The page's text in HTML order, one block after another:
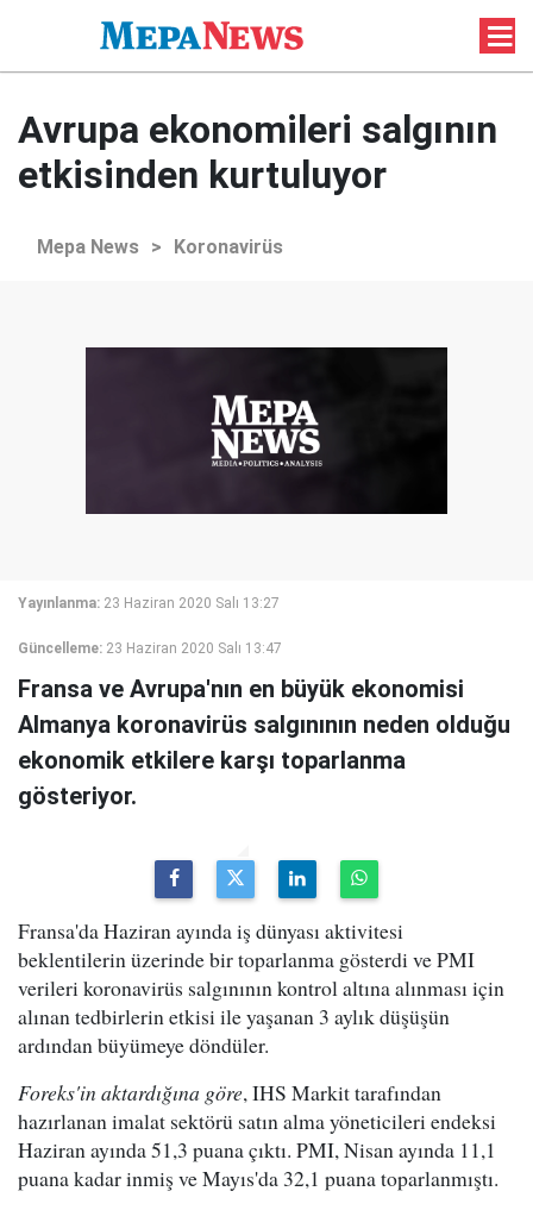
Avrupa ekonomileri salgının
etkisinden kurtuluyor
Mepa News > Koronavirüs
Yayınlanma: 23 Haziran 2020 Salı 13:27
Güncelleme: 23 Haziran 2020 Salı 13:47
Fransa ve Avrupa'nın en büyük ekonomisi
Almanya koronavirüs salgınının neden olduğu
ekonomik etkilere karşı toparlanma
gösteriyor.
Fransa'da Haziran ayında iş dünyası aktivitesi
beklentilerin üzerinde bir toparlanma gösterdi ve PMI
verileri koronavirüs salgınının kontrol altına alınması için
alınan tedbirlerin etkisi ile yaşanan 3 aylık düşüşün
ardından büyümeye döndüler.
Foreks'in aktardığına göre, IHS Markit tarafından
hazırlanan imalat sektörü satın alma yöneticileri endeksi
Haziran ayında 51,3 puana çıktı. PMI, Nisan ayında 11,1
puana kadar inmiş ve Mayıs'da 32,1 puana toparlanmıştı.